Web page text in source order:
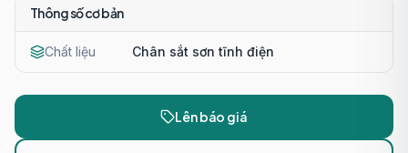
Thông số cơ bản
Chất liệu Chân sắt sơn tĩnh điện
Lên báo giá